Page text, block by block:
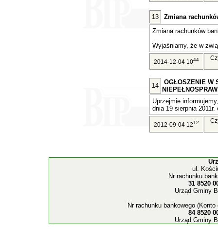
13
Zmiana
Zmiana rachunków
Wyjaśniamy, że w
2014-12-04 1044
14
OGŁOSZENIE W
Uprzejmie
dnia 19 sierpnia
2012-09-04 1212
ul.
Nr rachunku
31 8520
Urząd Gminy
Nr rachunku bankowego
84 8520
Urząd Gminy